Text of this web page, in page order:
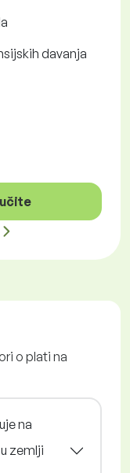
davanja
o plati na
na
zemlji